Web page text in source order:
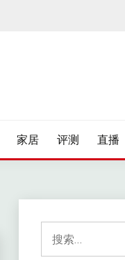
家居 评测 直播
索：